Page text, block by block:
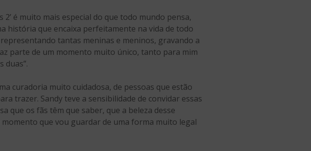
2’ é muito mais especial do que todo mundo pensa,
história que encaixa perfeitamente na vida de todo
tantas meninas e meninos, gravando a
faz parte de um momento muito único, tanto para mim
duas”.
curadoria muito cuidadosa, de pessoas que estão
trazer. Sandy teve a sensibilidade de convidar essas
que os fãs têm que saber, que a beleza desse
que vou guardar de uma forma muito legal